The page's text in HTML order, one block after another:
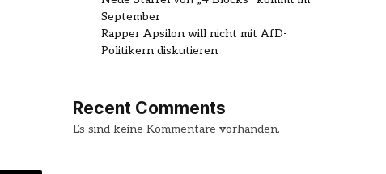
September
Rapper Apsilon will nicht mit AfD-
Politikern diskutieren
Recent Comments
Es sind keine Kommentare vorhanden.